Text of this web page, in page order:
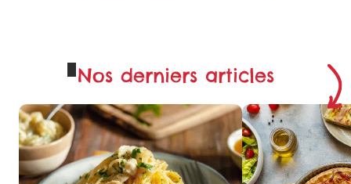
Nos derniers articles